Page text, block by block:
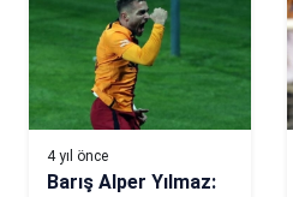
4 yıl önce
Barış Alper Yılmaz: